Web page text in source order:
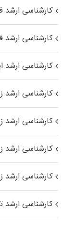
کارشناسی ارشد
کارشناسی ارشد
کارشناسی ارشد
کارشناسی ارشد
کارشناسی ارشد
کارشناسی ارشد
کارشناسی ارشد
کارشناسی ارشد